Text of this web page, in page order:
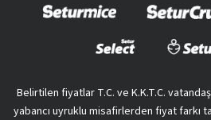
Belirtilen fiyatlar T.C. ve K.K.T.C.
yabancı uyruklu misafirlerden fiyat farkı